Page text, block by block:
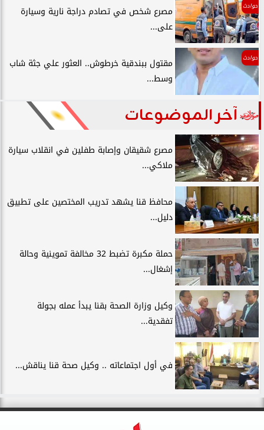
حوادث
مصرع شخص في تصادم دراجة نارية وسيارة
على...
حوادث
مقتول ببندقية خرطوش.. العثور علي جثة شاب
وسط...
آخر الموضوعات
مصرع شقيقان وإصابة طفلين في انقلاب سيارة
ملاكي...
محافظ قنا يشهد تدريب المختصين على تطبيق
دليل...
حملة مكبرة تضبط 32 مخالفة تموينية وحالة
إشغال...
وكيل وزارة الصحة بقنا يبدأ عمله بجولة
تفقدية...
في أول اجتماعاته .. وكيل صحة قنا يناقش...